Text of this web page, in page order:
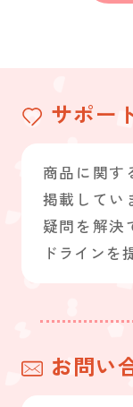
サポー
商品に関す
掲載してい
疑問を解決
ドラインを
お問い